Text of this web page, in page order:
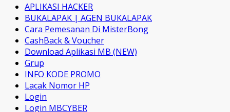
APLIKASI HACKER
BUKALAPAK | AGEN BUKALAPAK
Cara Pemesanan Di MisterBong
CashBack & Voucher
Download Aplikasi MB (NEW)
Grup
INFO KODE PROMO
Lacak Nomor HP
Login
Login MBCYBER